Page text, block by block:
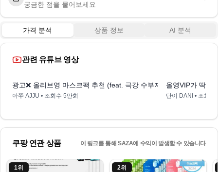
궁금한 점을 물어보세요
가격 분석 상품 정보 AI 분석
관련 유튜브 영상
광고❌ 올리브영 마스크팩 추천 (feat. 극강 수부지) #올영마스크팩
아쭈 AJJU • 조회수 5만회
올영VIP가 딱 찝
단이 DANI • 조회수
쿠팡 연관 상품 이 링크를 통해 SAZA에 수익이 발생할 수 있습니다
1위 2위